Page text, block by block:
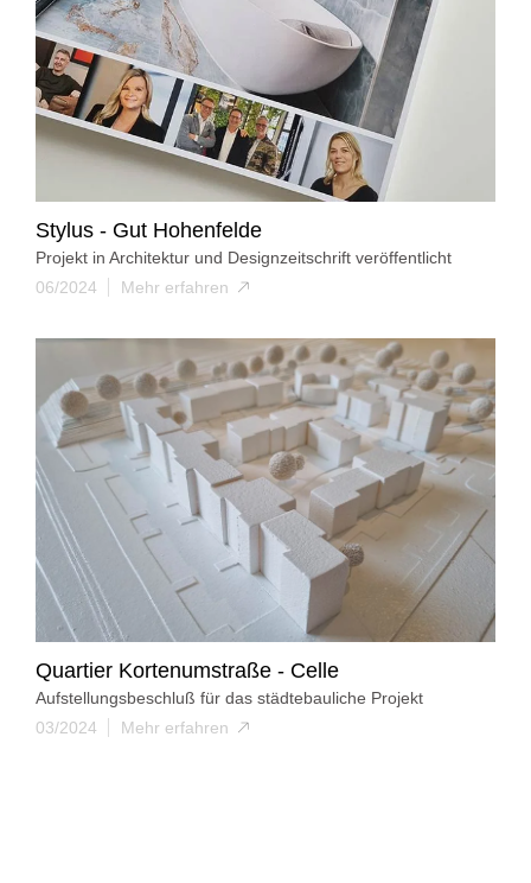
Stylus - Gut Hohenfelde
Projekt in Architektur und Designzeitschrift veröffentlicht
06/2024
Mehr erfahren
Quartier Kortenumstraße - Celle
Aufstellungsbeschluß für das städtebauliche Projekt
03/2024
Mehr erfahren